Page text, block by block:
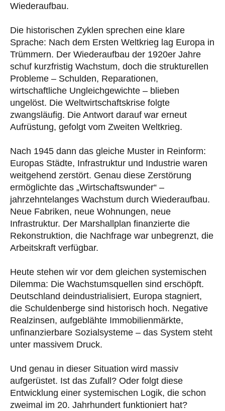
Wiederaufbau.
Die historischen Zyklen sprechen eine klare
Sprache: Nach dem Ersten Weltkrieg lag Europa in
Trümmern. Der Wiederaufbau der 1920er Jahre
schuf kurzfristig Wachstum, doch die strukturellen
Probleme – Schulden, Reparationen,
wirtschaftliche Ungleichgewichte – blieben
ungelöst. Die Weltwirtschaftskrise folgte
zwangsläufig. Die Antwort darauf war erneut
Aufrüstung, gefolgt vom Zweiten Weltkrieg.
Nach 1945 dann das gleiche Muster in Reinform:
Europas Städte, Infrastruktur und Industrie waren
weitgehend zerstört. Genau diese Zerstörung
ermöglichte das „Wirtschaftswunder“ –
jahrzehntelanges Wachstum durch Wiederaufbau.
Neue Fabriken, neue Wohnungen, neue
Infrastruktur. Der Marshallplan finanzierte die
Rekonstruktion, die Nachfrage war unbegrenzt, die
Arbeitskraft verfügbar.
Heute stehen wir vor dem gleichen systemischen
Dilemma: Die Wachstumsquellen sind erschöpft.
Deutschland deindustrialisiert, Europa stagniert,
die Schuldenberge sind historisch hoch. Negative
Realzinsen, aufgeblähte Immobilienmärkte,
unfinanzierbare Sozialsysteme – das System steht
unter massivem Druck.
Und genau in dieser Situation wird massiv
aufgerüstet. Ist das Zufall? Oder folgt diese
Entwicklung einer systemischen Logik, die schon
zweimal im 20. Jahrhundert funktioniert hat?